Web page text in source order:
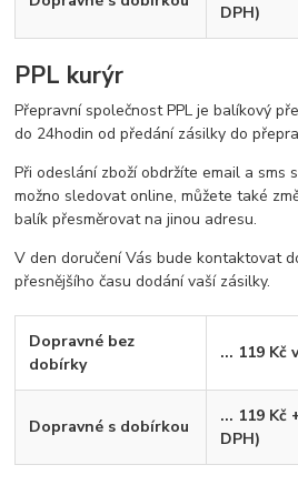
DPH)
PPL kurýr
Přepravní společnost PPL je balíkový
do 24hodin od předání zásilky do
Při odeslání zboží obdržíte email a sms
možno sledovat online, můžete také
balík přesměrovat na jinou adresu.
V den doručení Vás bude kontaktovat
přesnějšího času dodání vaší zásilky.
Dopravné bez
dobírky
... 119 Kč
Dopravné s dobírkou
... 119 Kč
DPH)